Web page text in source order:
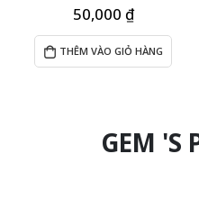
50,000 ₫
THÊM VÀO GIỎ HÀNG
GEM 'S